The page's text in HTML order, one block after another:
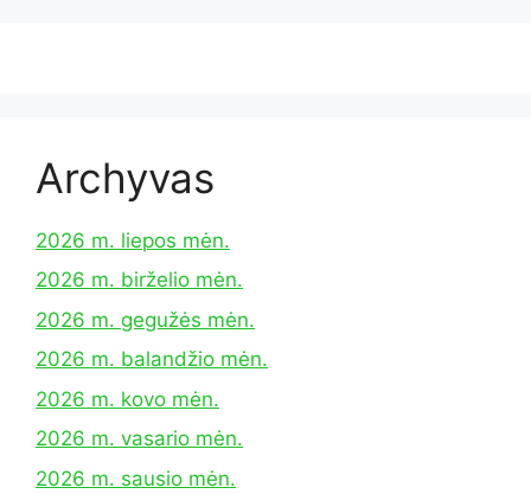
Archyvas
2026 m. liepos mėn.
2026 m. birželio mėn.
2026 m. gegužės mėn.
2026 m. balandžio mėn.
2026 m. kovo mėn.
2026 m. vasario mėn.
2026 m. sausio mėn.